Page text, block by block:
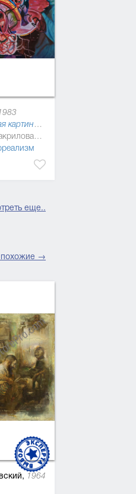
Наш Мяс (Клиническая картина), 2015
150 x 200 см, холст, акриловая краска, масляная краска
еще..
→
1964